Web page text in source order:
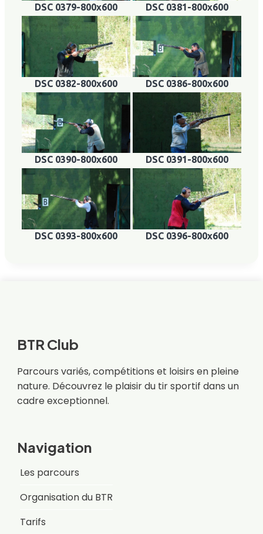
DSC 0379-800x600 DSC 0381-800x600
DSC 0382-800x600 DSC 0386-800x600
DSC 0390-800x600 DSC 0391-800x600
DSC 0393-800x600 DSC 0396-800x600
BTR Club
Parcours variés, compétitions et loisirs en pleine
nature. Découvrez le plaisir du tir sportif dans un
cadre exceptionnel.
Navigation
Les parcours
Organisation du BTR
Tarifs